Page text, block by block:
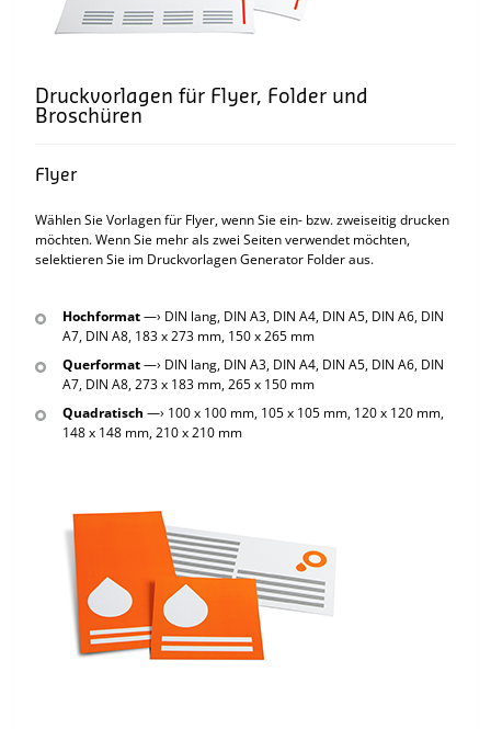
Druckvorlagen für Flyer, Folder und
Broschüren
Flyer
Wählen Sie Vorlagen für Flyer, wenn Sie ein- bzw. zweiseitig drucken
möchten. Wenn Sie mehr als zwei Seiten verwendet möchten,
selektieren Sie im Druckvorlagen Generator Folder aus.
Hochformat—› DIN lang, DIN A3, DIN A4, DIN A5, DIN A6, DIN
A7, DIN A8, 183 x 273 mm, 150 x 265 mm
Querformat—› DIN lang, DIN A3, DIN A4, DIN A5, DIN A6, DIN
A7, DIN A8, 273 x 183 mm, 265 x 150 mm
Quadratisch —› 100 x 100 mm, 105 x 105 mm, 120 x 120 mm,
148 x 148 mm, 210 x 210 mm